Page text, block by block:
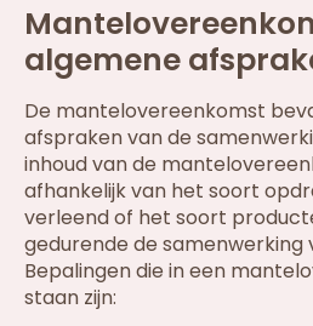
algemene
De mantelovereenkomst
afspraken van de
inhoud van de
afhankelijk van het soort
verleend of het soort
gedurende de samenwerking
Bepalingen die in een
staan zijn: